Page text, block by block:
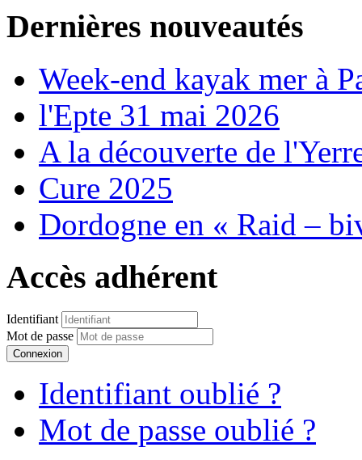
Dernières nouveautés
Week-end kayak mer à
l'Epte 31 mai 2026
A la découverte de
Cure 2025
Dordogne en « Raid –
Accès adhérent
Identifiant
Mot de passe
Connexion
Identifiant oublié ?
Mot de passe oublié ?